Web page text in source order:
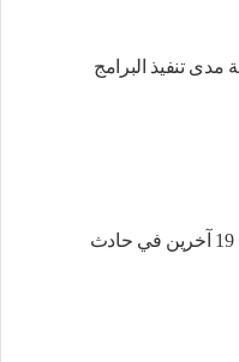
مدى تنفيذ البرامج
قسنطينة : مصرع 6 أشخاص وإصابة 19 آخرين في حادث